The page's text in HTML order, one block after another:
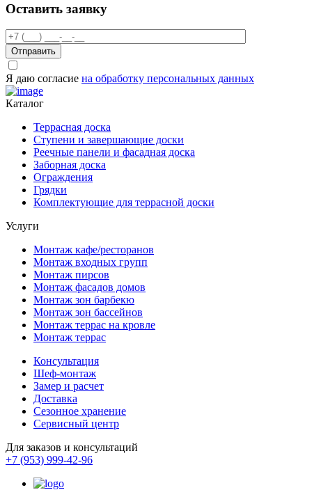
Оставить заявку
Отправить
Я даю согласие на обработку персональных данных
Каталог
Террасная доска
Ступени и завершающие доски
Реечные панели и фасадная доска
Заборная доска
Ограждения
Грядки
Комплектующие для террасной доски
Услуги
Монтаж кафе/ресторанов
Монтаж входных групп
Монтаж пирсов
Монтаж фасадов домов
Монтаж зон барбекю
Монтаж зон бассейнов
Монтаж террас на кровле
Монтаж террас
Консультация
Шеф-монтаж
Замер и расчет
Доставка
Сезонное хранение
Сервисный центр
Для заказов и консультаций
+7 (953) 999-42-96